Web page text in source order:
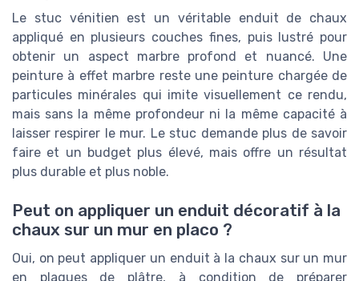
Le stuc vénitien est un véritable enduit de chaux
appliqué en plusieurs couches fines, puis lustré pour
obtenir un aspect marbre profond et nuancé. Une
peinture à effet marbre reste une peinture chargée de
particules minérales qui imite visuellement ce rendu,
mais sans la même profondeur ni la même capacité à
laisser respirer le mur. Le stuc demande plus de savoir
faire et un budget plus élevé, mais offre un résultat
plus durable et plus noble.
Peut on appliquer un enduit décoratif à la
chaux sur un mur en placo ?
Oui, on peut appliquer un enduit à la chaux sur un mur
en plaques de plâtre, à condition de préparer